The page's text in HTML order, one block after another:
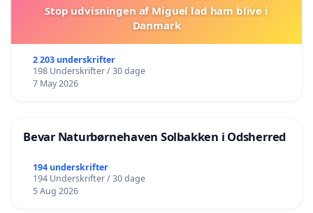
Stop udvisningen af Miguel lad ham blive i
Danmark
2 203 underskrifter
198 Underskrifter / 30 dage
7 May 2026
Bevar Naturbørnehaven Solbakken i Odsherred
194 underskrifter
194 Underskrifter / 30 dage
5 Aug 2026